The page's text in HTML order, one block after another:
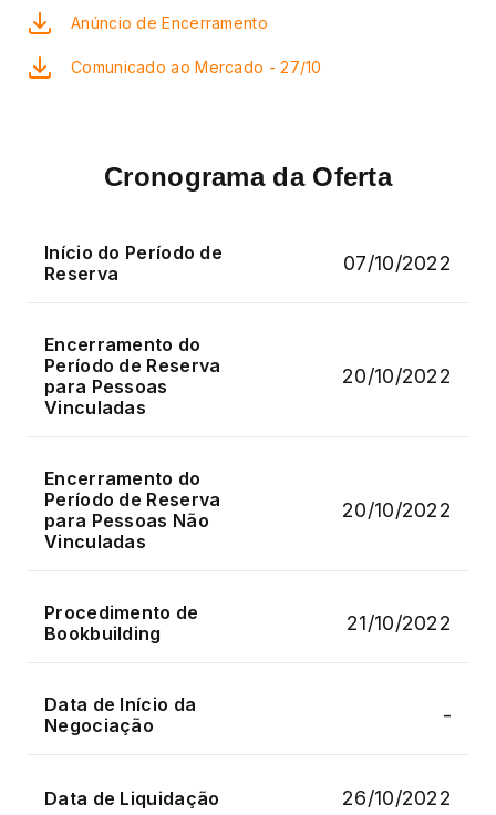
Anúncio de Encerramento
Comunicado ao Mercado - 27/10
Cronograma da Oferta
Início do Período de
Reserva
07/10/2022
Encerramento do
Período de Reserva
para Pessoas
Vinculadas
20/10/2022
Encerramento do
Período de Reserva
para Pessoas Não
Vinculadas
20/10/2022
Procedimento de
Bookbuilding
21/10/2022
Data de Início da
Negociação
-
Data de Liquidação 26/10/2022